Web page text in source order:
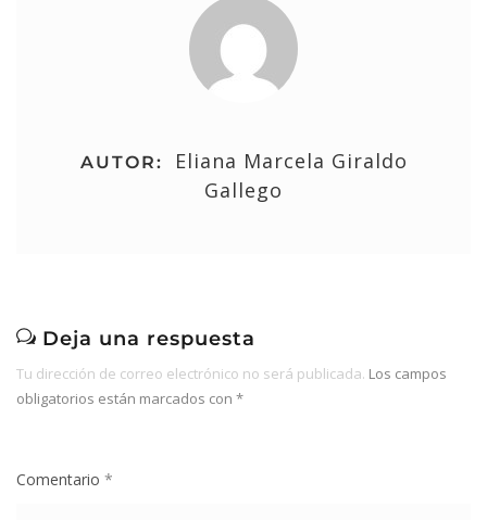
AUTOR:
Eliana Marcela Giraldo
Gallego
Deja una respuesta
Tu dirección de correo electrónico no será publicada. Los campos
obligatorios están marcados con *
Comentario *